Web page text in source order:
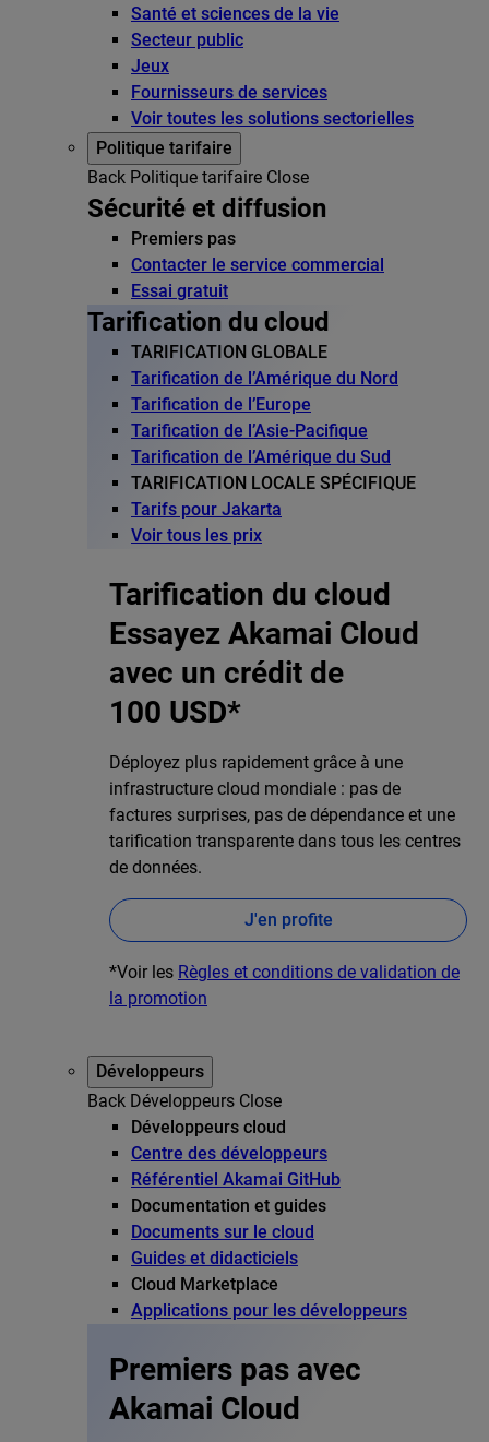
Santé et sciences de la vie
Secteur public
Jeux
Fournisseurs de services
Voir toutes les solutions sectorielles
Politique tarifaire
Back Politique tarifaire Close
Sécurité et diffusion
Premiers pas
Contacter le service commercial
Essai gratuit
Tarification du cloud
TARIFICATION GLOBALE
Tarification de l’Amérique du Nord
Tarification de l’Europe
Tarification de l’Asie-Pacifique
Tarification de l’Amérique du Sud
TARIFICATION LOCALE SPÉCIFIQUE
Tarifs pour Jakarta
Voir tous les prix
Tarification du cloud
Essayez Akamai Cloud
avec un crédit de
100 USD*
Déployez plus rapidement grâce à une
infrastructure cloud mondiale : pas de
factures surprises, pas de dépendance et une
tarification transparente dans tous les centres
de données.
J'en profite
*Voir les Règles et conditions de validation de
la promotion
Développeurs
Back Développeurs Close
Développeurs cloud
Centre des développeurs
Référentiel Akamai GitHub
Documentation et guides
Documents sur le cloud
Guides et didacticiels
Cloud Marketplace
Applications pour les développeurs
Premiers pas avec
Akamai Cloud